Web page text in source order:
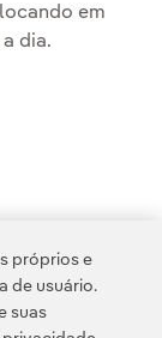
em
dia.
de vida
de vida
estilo de
14 >
próprios e
de usuário.
suas